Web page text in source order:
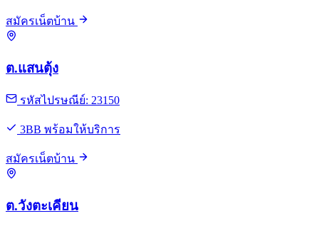
สมัครเน็ตบ้าน
ต.แสนตุ้ง
รหัสไปรษณีย์: 23150
3BB พร้อมให้บริการ
สมัครเน็ตบ้าน
ต.วังตะเคียน